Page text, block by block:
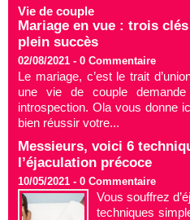
Vie de couple
Mariage en vue : trois
plein succès
02/08/2021 - 0 Commentaire
Le mariage, c’est le trait
une vie de couple
introspection. Ola vous donne
bien réussir votre...
Messieurs, voici 6
l’éjaculation précoce
10/05/2021 - 0 Commentaire
Vous souffrez
techniques